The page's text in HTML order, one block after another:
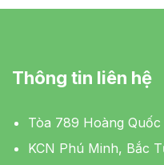
Thông tin liên hệ
Tòa 789 Hoàng Quốc
KCN Phú Minh, Bắc